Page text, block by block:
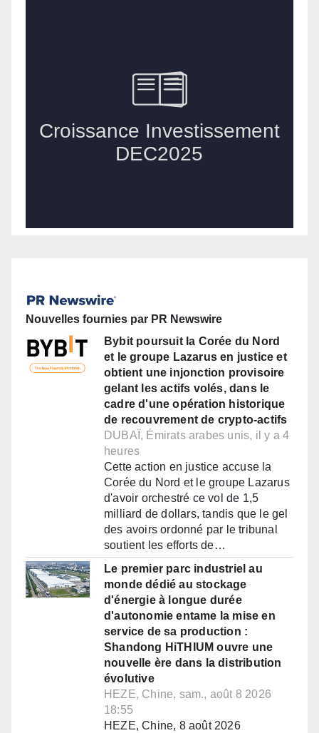
Nouvelles fournies par PR Newswire
Bybit poursuit la Corée du Nord
et le groupe Lazarus en justice et
obtient une injonction provisoire
gelant les actifs volés, dans le
cadre d'une opération historique
de recouvrement de crypto-actifs
DUBAÏ, Émirats arabes unis, il y a 4
heures
Cette action en justice accuse la
Corée du Nord et le groupe Lazarus
d'avoir orchestré ce vol de 1,5
milliard de dollars, tandis que le gel
des avoirs ordonné par le tribunal
soutient les efforts de…
Le premier parc industriel au
monde dédié au stockage
d'énergie à longue durée
d'autonomie entame la mise en
service de sa production :
Shandong HiTHIUM ouvre une
nouvelle ère dans la distribution
évolutive
HEZE, Chine, sam., août 8 2026
18:55
HEZE, Chine, 8 août 2026